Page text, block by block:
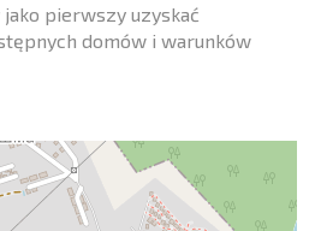
jako pierwszy uzyskać
domów i warunków